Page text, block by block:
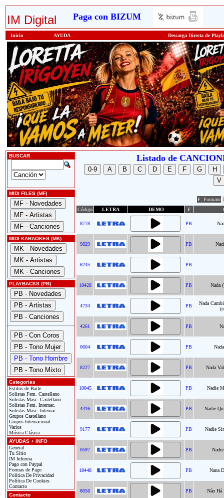
IM Digital Paga con BIZUM
Inicio AYUDA Descarga Directa de
BUSCAR
MIDI FILES (MF)
MIDI KARAOKES (MK)
PLAYBACKS (PB)
Categorías
Estilos de Baile
Solistas Fem. Castellano
Solistas Masc. Castellano
Solistas Fem. Internac.
Solistas Masc. Internac.
Grupos Castellano
Grupos Internacional
Varios
Música Clásica
AYUDAS + INFO
General
Tu Sitio
IM Informa
Pago con Paypal
Formas de Pago
Política De Privacidad
Política De Cookies
Contacto
Contacto
Listado de
F: Formato
Código
LETRA DEMO F
8778 PB
9829 PB
6245 PB
18428 PB Nada
4734 PB
Nada
4261 PB
0604 PB
8227 PB Nada
10045 PB Nadie
4316 PB Nadie
9177 PB Nadie
0597 PB
18448 PB Nana
8056 PB Não Há